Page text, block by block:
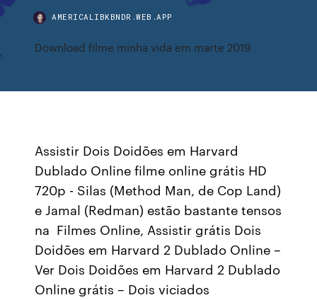
AMERICALIBKBNDR.WEB.APP
Download filme minha vida em marte 2019
Assistir Dois Doidões em Harvard
Dublado Online filme online grátis HD
720p - Silas (Method Man, de Cop Land)
e Jamal (Redman) estão bastante tensos
na Filmes Online, Assistir grátis Dois
Doidões em Harvard 2 Dublado Online –
Ver Dois Doidões em Harvard 2 Dublado
Online grátis – Dois viciados